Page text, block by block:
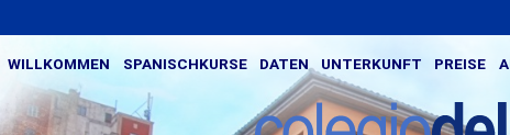
WILLKOMMEN SPANISCHKURSE DATEN UNTERKUNFT PREISE